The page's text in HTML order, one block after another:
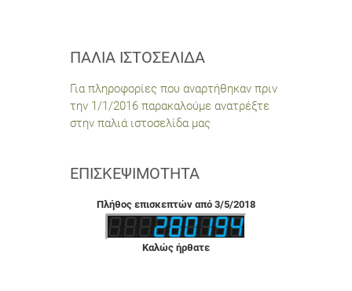
ΠΑΛΙΆ ΙΣΤΟΣΕΛΊΔΑ
Για πληροφορίες που αναρτήθηκαν πριν
την 1/1/2016 παρακαλούμε ανατρέξτε
στην παλιά ιστοσελίδα μας
ΕΠΙΣΚΕΨΙΜΌΤΗΤΑ
Πλήθος επισκεπτών από 3/5/2018
Καλώς ήρθατε